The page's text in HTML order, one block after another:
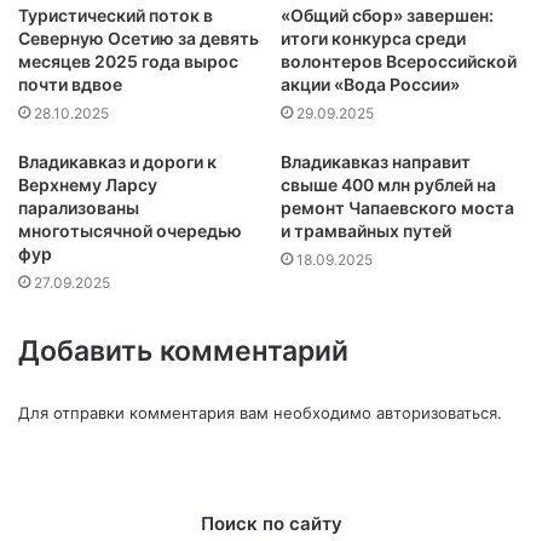
Туристический поток в
Северную Осетию за девять
месяцев 2025 года вырос
почти вдвое
28.10.2025
«Общий сбор» завершен:
итоги конкурса среди
волонтеров Всероссийской
акции «Вода России»
29.09.2025
Владикавказ и дороги к
Верхнему Ларсу
парализованы
многотысячной очередью
фур
27.09.2025
Владикавказ направит
свыше 400 млн рублей на
ремонт Чапаевского моста
и трамвайных путей
18.09.2025
Добавить комментарий
Для отправки комментария вам необходимо авторизоваться.
Поиск по сайту